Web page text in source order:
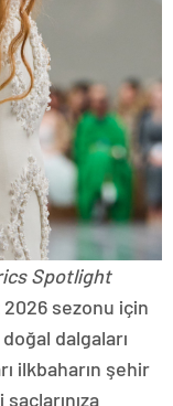
Spotlight
sezonu için
dalgaları
ilkbaharın şehir